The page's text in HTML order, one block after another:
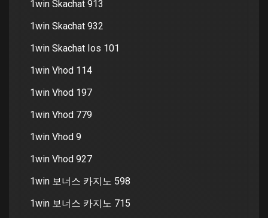
1win Skachat 913
1win Skachat 932
1win Skachat Ios 101
1win Vhod 114
1win Vhod 197
1win Vhod 779
1win Vhod 9
1win Vhod 927
1win 보너스 카지노 598
1win 보너스 카지노 715